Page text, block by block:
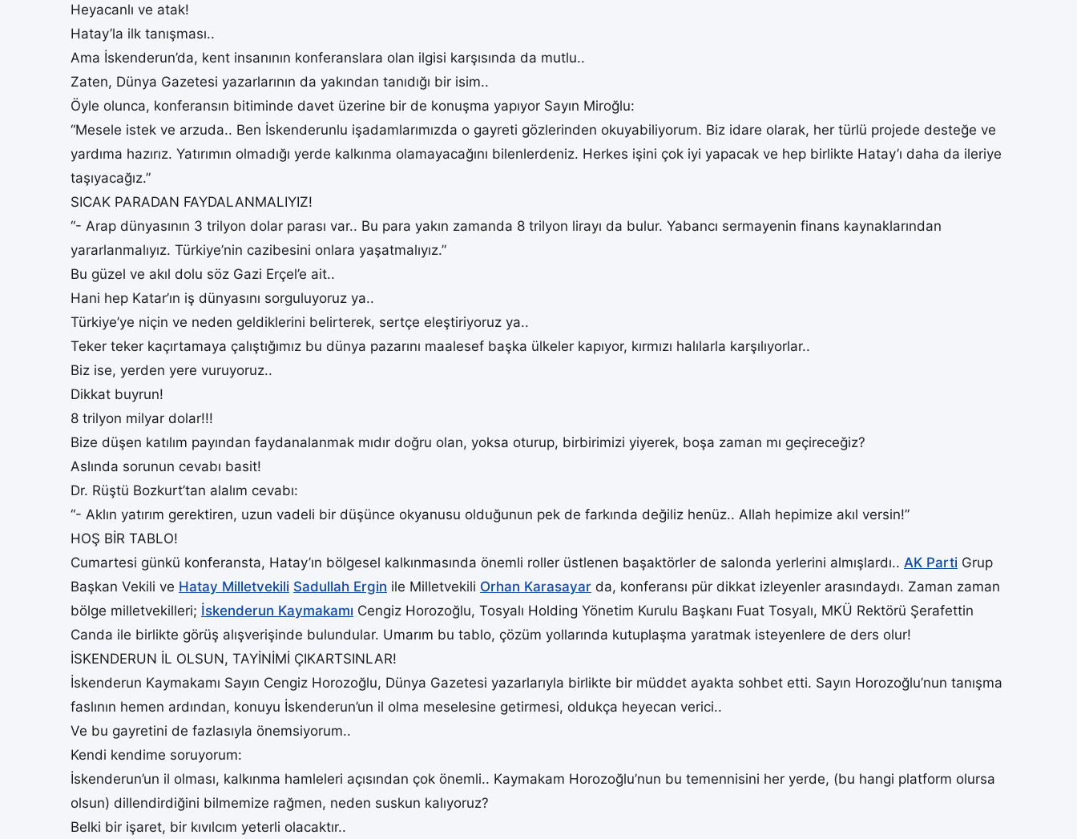
Heyacanlı ve atak!
Hatay’la ilk tanışması..
Ama İskenderun’da, kent insanının konferanslara olan ilgisi karşısında da mutlu..
Zaten, Dünya Gazetesi yazarlarının da yakından tanıdığı bir isim..
Öyle olunca, konferansın bitiminde davet üzerine bir de konuşma yapıyor Sayın Miroğlu:
“Mesele istek ve arzuda.. Ben İskenderunlu işadamlarımızda o gayreti gözlerinden okuyabiliyorum. Biz idare olarak, her türlü projede desteğe ve
yardıma hazırız. Yatırımın olmadığı yerde kalkınma olamayacağını bilenlerdeniz. Herkes işini çok iyi yapacak ve hep birlikte Hatay’ı daha da ileriye
taşıyacağız.”
SICAK PARADAN FAYDALANMALIYIZ!
“- Arap dünyasının 3 trilyon dolar parası var.. Bu para yakın zamanda 8 trilyon lirayı da bulur. Yabancı sermayenin finans kaynaklarından
yararlanmalıyız. Türkiye’nin cazibesini onlara yaşatmalıyız.”
Bu güzel ve akıl dolu söz Gazi Erçel’e ait..
Hani hep Katar’ın iş dünyasını sorguluyoruz ya..
Türkiye’ye niçin ve neden geldiklerini belirterek, sertçe eleştiriyoruz ya..
Teker teker kaçırtamaya çalıştığımız bu dünya pazarını maalesef başka ülkeler kapıyor, kırmızı halılarla karşılıyorlar..
Biz ise, yerden yere vuruyoruz..
Dikkat buyrun!
8 trilyon milyar dolar!!!
Bize düşen katılım payından faydanalanmak mıdır doğru olan, yoksa oturup, birbirimizi yiyerek, boşa zaman mı geçireceğiz?
Aslında sorunun cevabı basit!
Dr. Rüştü Bozkurt’tan alalım cevabı:
“- Aklın yatırım gerektiren, uzun vadeli bir düşünce okyanusu olduğunun pek de farkında değiliz henüz.. Allah hepimize akıl versin!”
HOŞ BİR TABLO!
Cumartesi günkü konferansta, Hatay’ın bölgesel kalkınmasında önemli roller üstlenen başaktörler de salonda yerlerini almışlardı.. AK Parti Grup
Başkan Vekili ve Hatay Milletvekili Sadullah Ergin ile Milletvekili Orhan Karasayar da, konferansı pür dikkat izleyenler arasındaydı. Zaman zaman
bölge milletvekilleri; İskenderun Kaymakamı Cengiz Horozoğlu, Tosyalı Holding Yönetim Kurulu Başkanı Fuat Tosyalı, MKÜ Rektörü Şerafettin
Canda ile birlikte görüş alışverişinde bulundular. Umarım bu tablo, çözüm yollarında kutuplaşma yaratmak isteyenlere de ders olur!
İSKENDERUN İL OLSUN, TAYİNİMİ ÇIKARTSINLAR!
İskenderun Kaymakamı Sayın Cengiz Horozoğlu, Dünya Gazetesi yazarlarıyla birlikte bir müddet ayakta sohbet etti. Sayın Horozoğlu’nun tanışma
faslının hemen ardından, konuyu İskenderun’un il olma meselesine getirmesi, oldukça heyecan verici..
Ve bu gayretini de fazlasıyla önemsiyorum..
Kendi kendime soruyorum:
İskenderun’un il olması, kalkınma hamleleri açısından çok önemli.. Kaymakam Horozoğlu’nun bu temennisini her yerde, (bu hangi platform olursa
olsun) dillendirdiğini bilmemize rağmen, neden suskun kalıyoruz?
Belki bir işaret, bir kıvılcım yeterli olacaktır..